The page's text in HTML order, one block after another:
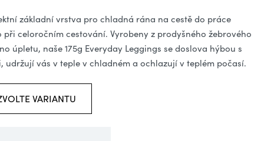
základní vrstva pro chladná rána na cestě do práce
při celoročním cestování. Vyrobeny z prodyšného žebrového
úpletu, naše 175g Everyday Leggings se doslova hýbou s
udržují vás v teple v chladném a ochlazují v teplém počasí.
VARIANTU